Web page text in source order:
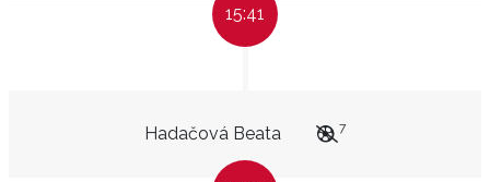
15:41
Hadačová Beata 7